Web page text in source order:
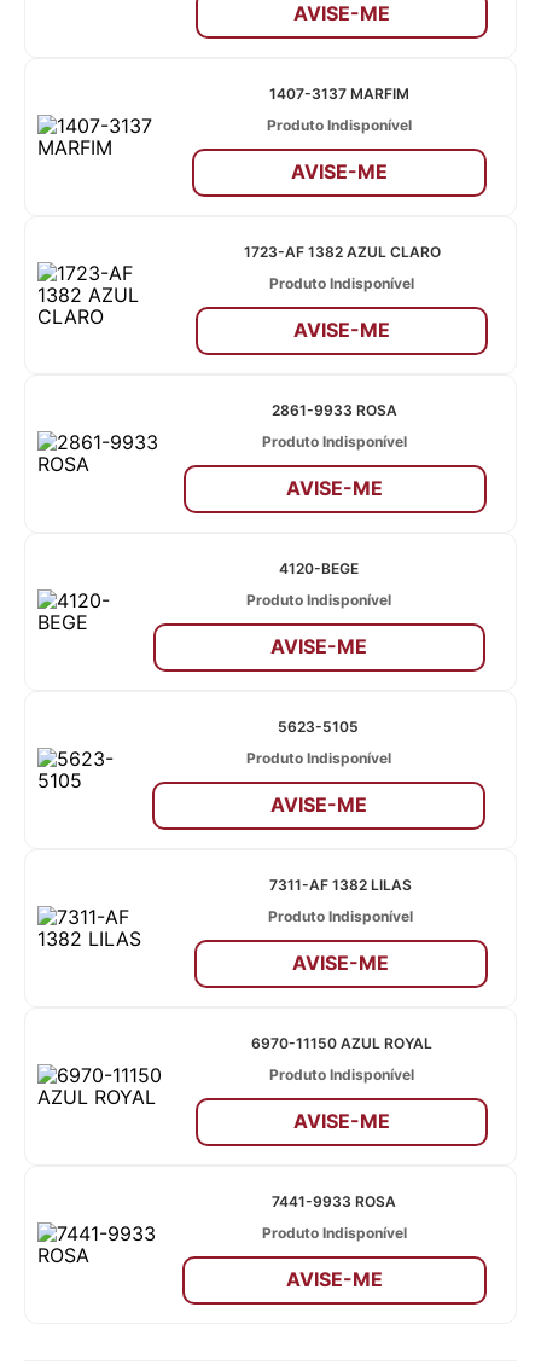
AVISE-ME
1407-3137 MARFIM
Produto Indisponível
AVISE-ME
1723-AF 1382 AZUL CLARO
Produto Indisponível
AVISE-ME
2861-9933 ROSA
Produto Indisponível
AVISE-ME
4120-BEGE
Produto Indisponível
AVISE-ME
5623-5105
Produto Indisponível
AVISE-ME
7311-AF 1382 LILAS
Produto Indisponível
AVISE-ME
6970-11150 AZUL ROYAL
Produto Indisponível
AVISE-ME
7441-9933 ROSA
Produto Indisponível
AVISE-ME